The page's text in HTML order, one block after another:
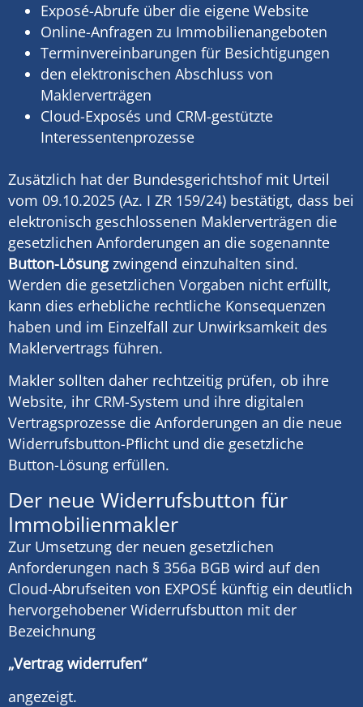
Exposé-Abrufe über die eigene Website
Online-Anfragen zu Immobilienangeboten
Terminvereinbarungen für Besichtigungen
den elektronischen Abschluss von
Maklerverträgen
Cloud-Exposés und CRM-gestützte
Interessentenprozesse
Zusätzlich hat der Bundesgerichtshof mit Urteil
vom 09.10.2025 (Az. I ZR 159/24) bestätigt, dass bei
elektronisch geschlossenen Maklerverträgen die
gesetzlichen Anforderungen an die sogenannte
Button-Lösungzwingend einzuhalten sind.
Werden die gesetzlichen Vorgaben nicht erfüllt,
kann dies erhebliche rechtliche Konsequenzen
haben und im Einzelfall zur Unwirksamkeit des
Maklervertrags führen.
Makler sollten daher rechtzeitig prüfen, ob ihre
Website, ihr CRM-System und ihre digitalen
Vertragsprozesse die Anforderungen an die neue
Widerrufsbutton-Pflicht und die gesetzliche
Button-Lösung erfüllen.
Der neue Widerrufsbutton für
Immobilienmakler
Zur Umsetzung der neuen gesetzlichen
Anforderungen nach § 356a BGB wird auf den
Cloud-Abrufseiten von EXPOSÉ künftig ein deutlich
hervorgehobener Widerrufsbutton mit der
Bezeichnung
„Vertrag widerrufen“
angezeigt.